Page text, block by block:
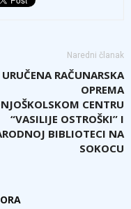
Naredni članak
URUČENA RAČUNARSKA
OPREMA
CENTRU
“VASILIJE OSTROŠKI” I
BIBLIOTECI NA
SOKOCU